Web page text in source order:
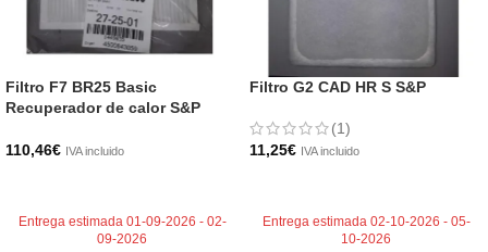
Filtro F7 BR25 Basic
Recuperador de calor S&P
110,46€ IVA incluido
Entrega estimada 01-09-2026 - 02-
09-2026
Filtro G2 CAD HR S S&P
(1)
11,25€ IVA incluido
Entrega estimada 02-10-2026 - 05-
10-2026